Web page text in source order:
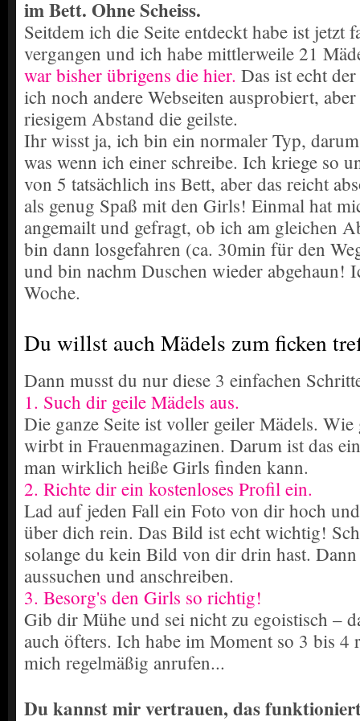
im Bett. Ohne Scheiss.
Seitdem ich die Seite entdeckt habe ist jetzt
vergangen und ich habe mittlerweile 21
war bisher übrigens die hier. Das ist echt
ich noch andere Webseiten ausprobiert, aber
riesigem Abstand die geilste.
Ihr wisst ja, ich bin ein normaler Typ,
was wenn ich einer schreibe. Ich kriege so
von 5 tatsächlich ins Bett, aber das reicht
als genug Spaß mit den Girls! Einmal hat
angemailt und gefragt, ob ich am gleichen
bin dann losgefahren (ca. 30min für den
und bin nachm Duschen wieder abgehaun!
Woche.
Du willst auch Mädels zum ficken
Dann musst du nur diese 3 einfachen
1. Such dir geile Mädels aus.
Die ganze Seite ist voller geiler Mädels.
wirbt in Frauenmagazinen. Darum ist das
man wirklich heiße Girls finden kann.
2. Richte dir ein kostenloses Profil ein.
Lad auf jeden Fall ein Foto von dir hoch
über dich rein. Das Bild ist echt wichtig!
solange du kein Bild von dir drin hast.
aussuchen und anschreiben.
3. Besorg's den Girls so richtig!
Gib dir Mühe und sei nicht zu egoistisch –
auch öfters. Ich habe im Moment so 3 bis 4
mich regelmäßig anrufen...
Du kannst mir vertrauen, das